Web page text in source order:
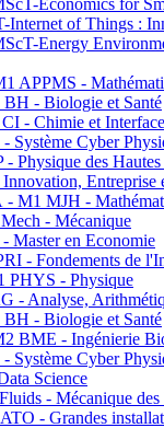
Economics for
of Things :
Energy
APPMS -
- Biologie et Santé
- Chimie et
Système Cyber
Physique des Hautes
Entreprise
MJH -
- Mécanique
en Economie
- Fondements de
PHYS - Physique
- Analyse,
- Biologie et Santé
BME - Ingénierie
Système Cyber
Science
- Mécanique des
- Grandes